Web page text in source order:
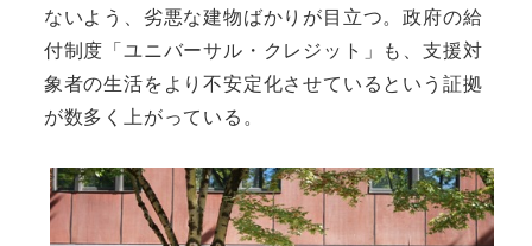
ないよう、劣悪な建物ばかりが目立つ。政府の給
付制度「ユニバーサル・クレジット」も、支援対
象者の生活をより不安定化させているという証拠
が数多く上がっている。